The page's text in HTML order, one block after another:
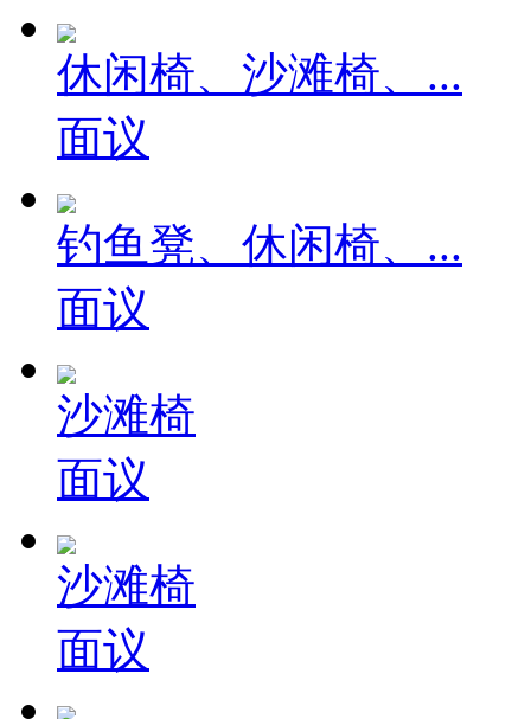
休闲椅、沙滩椅、...
面议
钓鱼凳、休闲椅、...
面议
沙滩椅
面议
沙滩椅
面议